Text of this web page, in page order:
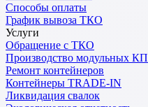
Способы оплаты
График вывоза ТКО
Услуги
Обращение с ТКО
Производство модульных КП
Ремонт контейнеров
Контейнеры TRADE-IN
Ликвидация свалок